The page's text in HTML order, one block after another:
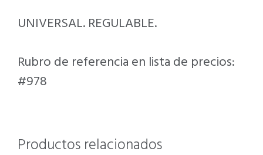
UNIVERSAL. REGULABLE.
Rubro de referencia en lista de precios:
#978
Productos relacionados